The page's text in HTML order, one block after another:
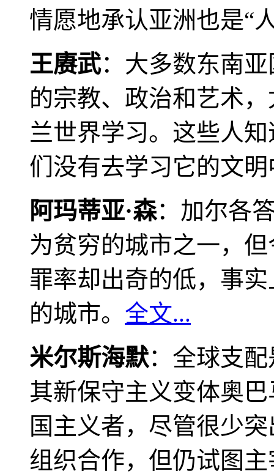
情愿地承认亚洲也是“
王赓武：大多数东南
的宗教、政治和艺术
兰世界学习。这些人
们没有去学习它的文
阿玛蒂亚·森：加尔各
为贫穷的城市之一，
罪率却出奇的低，事
的城市。 全文...
米尔斯海默：全球支
其新保守主义变体奥
国主义者，尽管很少
组织合作，但仍试图